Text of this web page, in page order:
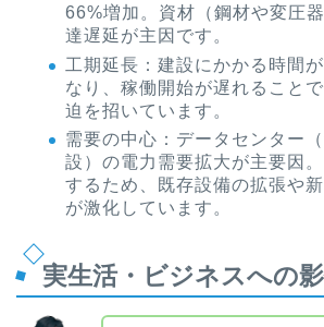
66%増加。資材（鋼材や変圧
達遅延が主因です。
工期延長：建設にかかる時間
なり、稼働開始が遅れること
迫を招いています。
需要の中心：データセンター
設）の電力需要拡大が主要因
するため、既存設備の拡張や
が激化しています。
実生活・ビジネスへの